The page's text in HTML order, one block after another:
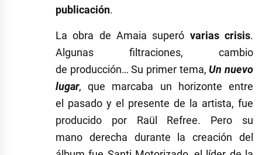
publicación.
La obra de Amaia superó varias crisis.
Algunas filtraciones, cambio
de producción… Su primer tema, Un nuevo
lugar, que marcaba un horizonte entre
el pasado y el presente de la artista, fue
producido por Raül Refree. Pero su
mano derecha durante la creación del